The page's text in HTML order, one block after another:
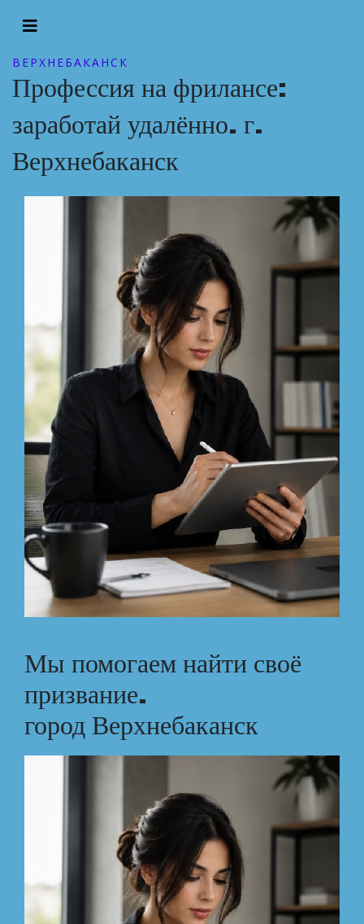
ВЕРХНЕБАКАНСК
Профессия на фрилансе:
заработай удалённо. г.
Верхнебаканск
Мы помогаем найти своё
призвание.
город Верхнебаканск